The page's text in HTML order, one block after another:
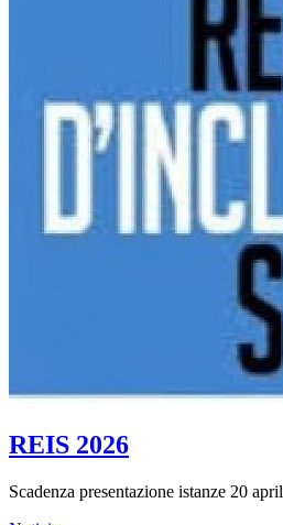
REIS 2026
Scadenza presentazione istanze 20